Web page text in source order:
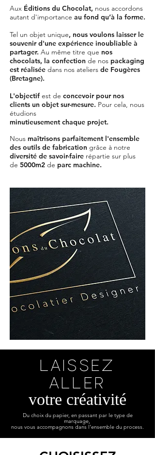
Aux Éditions du Chocolat, nous accordons
autant d'importance au fond qu’à la forme.
Tel un objet unique, nous voulons laisser le
souvenir d'une expérience inoubliable à
partager. Au même titre que nos
chocolats, la confection de nos packaging
est réalisée dans nos ateliers de Fougères
(Bretagne).
L'objectif est de concevoir pour nos
clients un objet sur-mesure. Pour cela, nous
étudions
minutieusement chaque projet.
Nous maîtrisons parfaitement l'ensemble
des outils de fabrication grâce à notre
diversité de savoir-faire répartie sur plus
de 5000m2 de parc machine.
Laissez
aller
votre créativité
Du choix du papier, en passant par le type de
marquage,
nous vous accompagnons dans l'ensemble du process.